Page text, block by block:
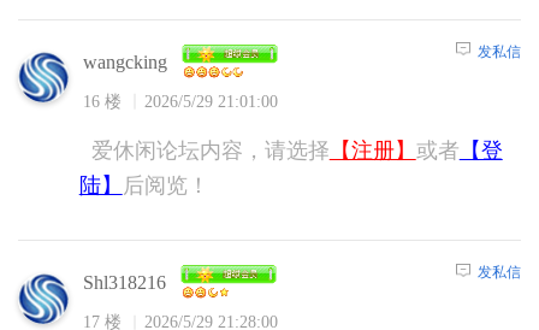
wangcking
16 楼 2026/5/29 21:01:00
发私信
爱休闲论坛内容，请选择 【注册】 或者 【登
陆】
后阅览！
Shl318216
17 楼 2026/5/29 21:28:00
发私信